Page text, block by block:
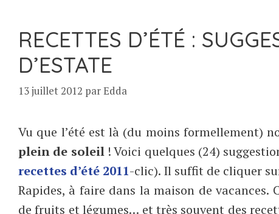
RECETTES D’ÉTÉ :
D’ESTATE
13 juillet 2012 parEdda
Vu que l’été est là (du moins formellement)
plein de soleil! Voici quelques (24)
recettes d’été 2011-clic). Il suffit de cliquer
Rapides, à faire dans la maison de
de fruits et légumes… et très souvent des